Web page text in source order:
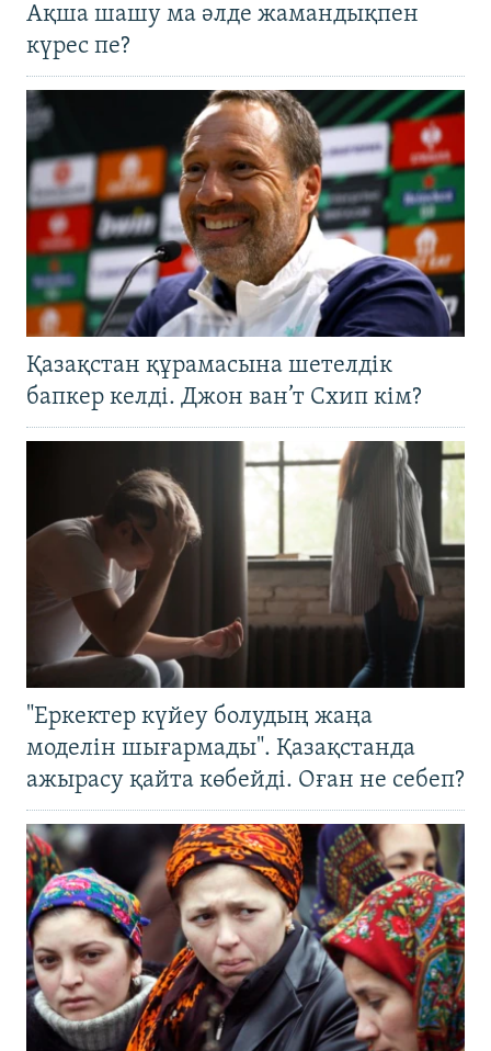
Ақша шашу ма әлде жамандықпен
күрес пе?
Қазақстан құрамасына шетелдік
бапкер келді. Джон ван’т Схип кім?
"Еркектер күйеу болудың жаңа
моделін шығармады". Қазақстанда
ажырасу қайта көбейді. Оған не себеп?